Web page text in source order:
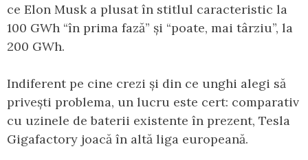
ce Elon Musk a plusat în stitlul caracteristic la
100 GWh “în prima fază” și “poate, mai târziu”, la
200 GWh.
Indiferent pe cine crezi și din ce unghi alegi să
privești problema, un lucru este cert: comparativ
cu uzinele de baterii existente în prezent, Tesla
Gigafactory joacă în altă liga europeană.